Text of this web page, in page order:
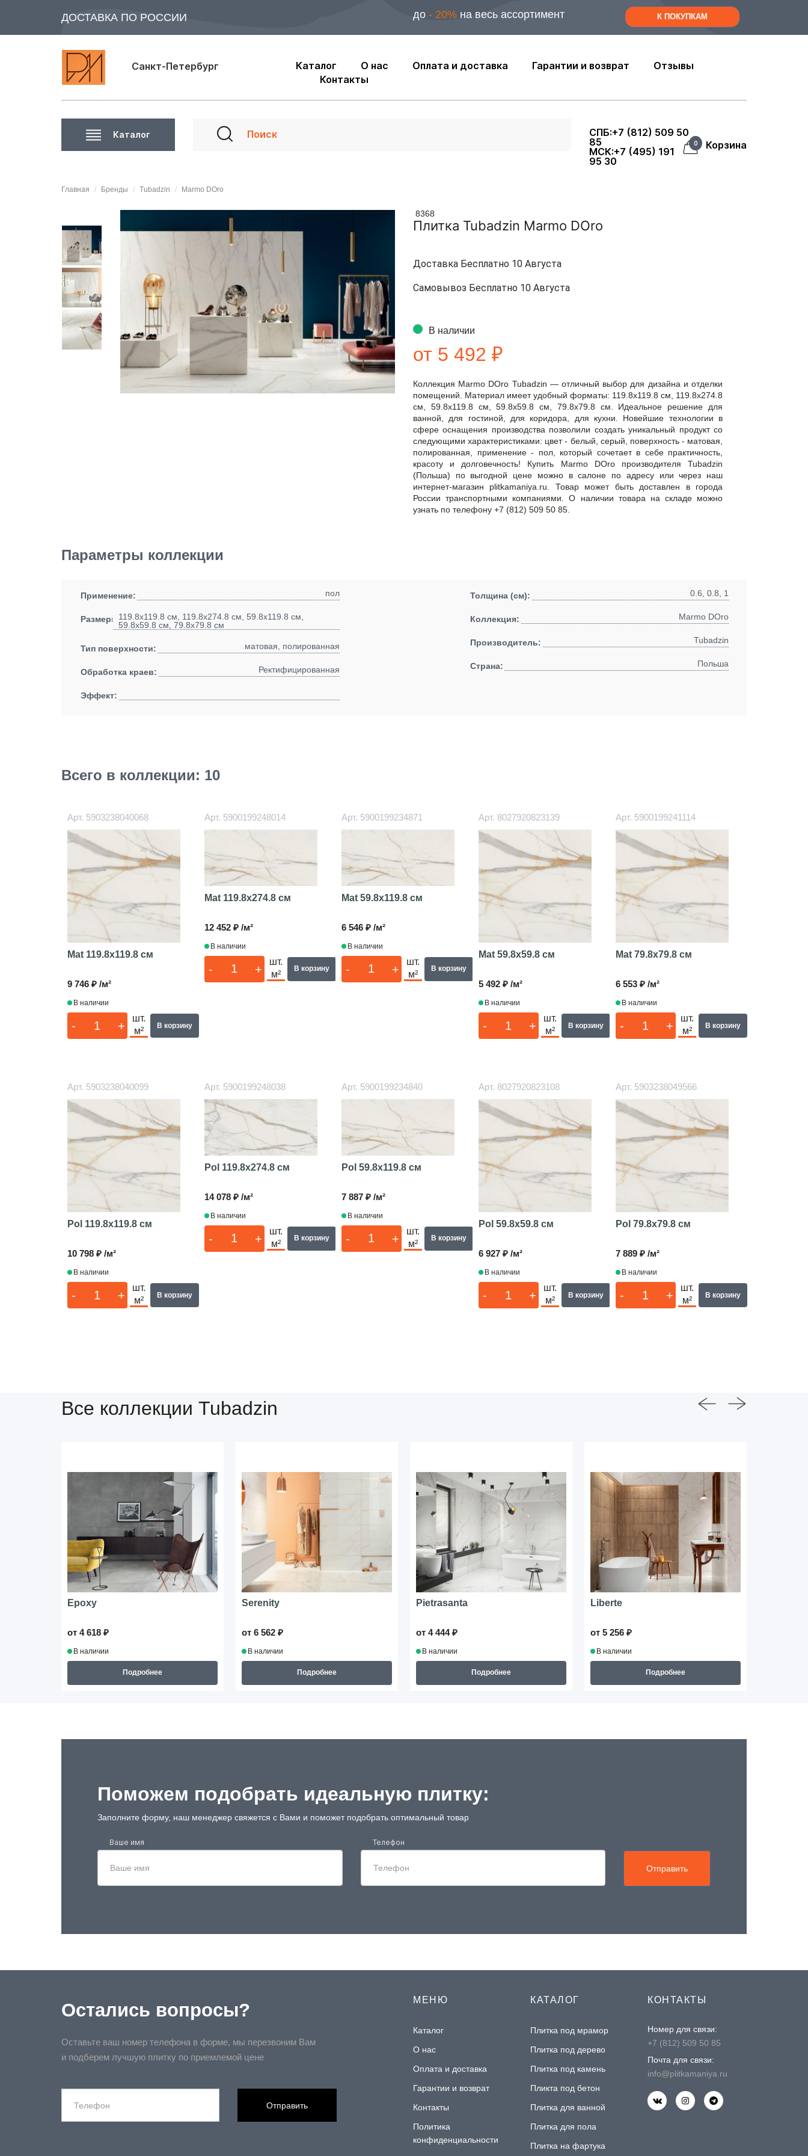
ДОСТАВКА ПО РОССИИ до - 20% на весь ассортимент К ПОКУПКАМ
Санкт-Петербург Каталог О нас Оплата и доставка Гарантии и возврат
Отзывы
Контакты
Каталог
СПБ:+7 (812) 509 50
85
МСК:+7 (495) 191
95 30
0 Корзина
Главная Бренды Tubadzin Marmo DOro
8368
Плитка Tubadzin Marmo DOro
Доставка Бесплатно 10 Августа
Самовывоз Бесплатно 10 Августа
В наличии
от 5 492 ₽
Коллекция Marmo DOro Tubadzin — отличный выбор для дизайна и отделки
помещений. Материал имеет удобный форматы: 119.8x119.8 см, 119.8x274.8
см, 59.8x119.8 см, 59.8x59.8 см, 79.8x79.8 см. Идеальное решение для
ванной, для гостиной, для коридора, для кухни. Новейшие технологии в
сфере оснащения производства позволили создать уникальный продукт со
следующими характеристиками: цвет - белый, серый, поверхность - матовая,
полированная, применение - пол, который сочетает в себе практичность,
красоту и долговечность! Купить Marmo DOro производителя Tubadzin
(Польша) по выгодной цене можно в салоне по адресу или через наш
интернет-магазин plitkamaniya.ru. Товар может быть доставлен в города
России транспортными компаниями. О наличии товара на складе можно
узнать по телефону +7 (812) 509 50 85.
Параметры коллекции
Применение: пол
Размеры:119.8x119.8 см, 119.8x274.8 см, 59.8x119.8 см,
59.8x59.8 см, 79.8x79.8 см
Тип поверхности: матовая, полированная
Обработка краев: Ректифицированная
Эффект:
Толщина (см): 0.6, 0.8, 1
Коллекция: Marmo DOro
Производитель: Tubadzin
Страна: Польша
Всего в коллекции: 10
Арт. 5903238040068
Mat 119.8x119.8 см
9 746 ₽ /м²
В наличии
- +
шт.
м²
В корзину
Арт. 5900199248014
Mat 119.8x274.8 см
12 452 ₽ /м²
В наличии
- +
шт.
м²
В корзину
Арт. 5900199234871
Mat 59.8x119.8 см
6 546 ₽ /м²
В наличии
- +
шт.
м²
В корзину
Арт. 8027920823139
Mat 59.8x59.8 см
5 492 ₽ /м²
В наличии
- +
шт.
м²
В корзину
Арт. 5900199241114
Mat 79.8x79.8 см
6 553 ₽ /м²
В наличии
- +
шт.
м²
В корзину
Арт. 5903238040099
Pol 119.8x119.8 см
10 798 ₽ /м²
В наличии
- +
шт.
м²
В корзину
Арт. 5900199248038
Pol 119.8x274.8 см
14 078 ₽ /м²
В наличии
- +
шт.
м²
В корзину
Арт. 5900199234840
Pol 59.8x119.8 см
7 887 ₽ /м²
В наличии
- +
шт.
м²
В корзину
Арт. 8027920823108
Pol 59.8x59.8 см
6 927 ₽ /м²
В наличии
- +
шт.
м²
В корзину
Арт. 5903238049566
Pol 79.8x79.8 см
7 889 ₽ /м²
В наличии
- +
шт.
м²
В корзину
Все коллекции Tubadzin
Epoxy
от 4 618 ₽
В наличии
Подробнее
Serenity
от 6 562 ₽
В наличии
Подробнее
Pietrasanta
от 4 444 ₽
В наличии
Подробнее
Liberte
от 5 256 ₽
В наличии
Подробнее
Поможем подобрать идеальную плитку:
Заполните форму, наш менеджер свяжется с Вами и поможет подобрать оптимальный товар
Ваше имя Телефон
Отправить
Остались вопросы?
Оставьте ваш номер телефона в форме, мы перезвоним Вам
и подберем лучшую плитку по приемлемой цене
Отправить
МЕНЮ
Каталог
О нас
Оплата и доставка
Гарантии и возврат
Контакты
Политика
конфиденциальности
КАТАЛОГ
Плитка под мрамор
Плитка под дерево
Плитка под камень
Пликта под бетон
Плитка для ванной
Плитка для пола
Плитка на фартука
КОНТАКТЫ
Номер для связи:
+7 (812) 509 50 85
Почта для связи:
info@plitkamaniya.ru